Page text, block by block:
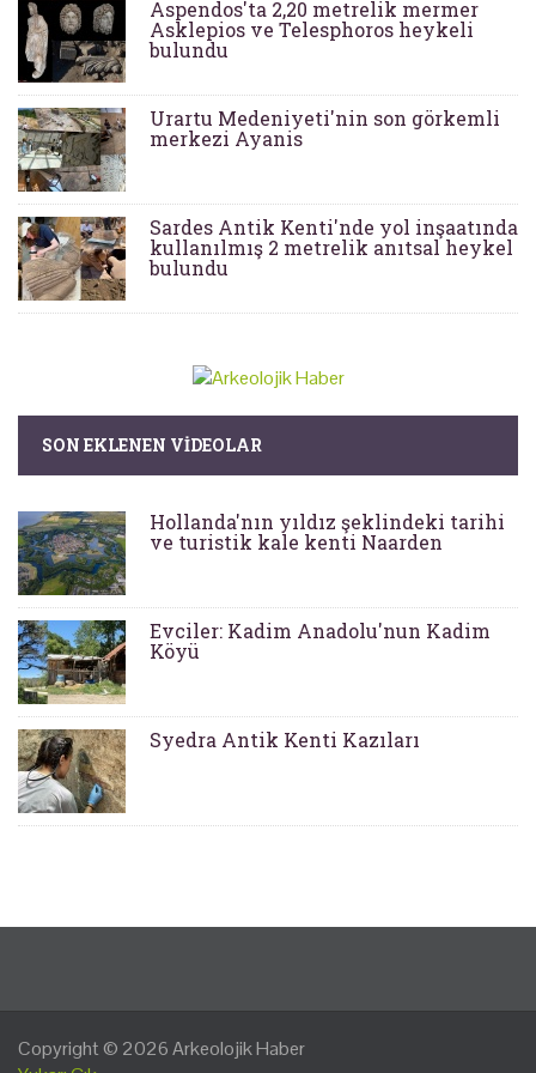
Aspendos'ta 2,20 metrelik mermer
Asklepios ve Telesphoros heykeli
bulundu
Urartu Medeniyeti'nin son görkemli
merkezi Ayanis
Sardes Antik Kenti'nde yol inşaatında
kullanılmış 2 metrelik anıtsal heykel
bulundu
SON EKLENEN VIDEOLAR
Hollanda'nın yıldız şeklindeki tarihi
ve turistik kale kenti Naarden
Evciler: Kadim Anadolu'nun Kadim
Köyü
Syedra Antik Kenti Kazıları
Copyright © 2026Arkeolojik Haber